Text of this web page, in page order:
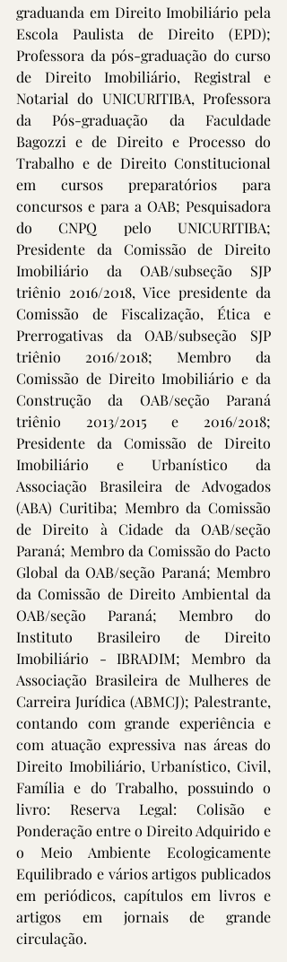
graduanda em Direito Imobiliário pela
Escola Paulista de Direito (EPD);
Professora da pós-graduação do curso
de Direito Imobiliário, Registral e
Notarial do UNICURITIBA, Professora
da Pós-graduação da Faculdade
Bagozzi e de Direito e Processo do
Trabalho e de Direito Constitucional
em cursos preparatórios para
concursos e para a OAB; Pesquisadora
do CNPQ pelo UNICURITIBA;
Presidente da Comissão de Direito
Imobiliário da OAB/subseção SJP
triênio 2016/2018, Vice presidente da
Comissão de Fiscalização, Ética e
Prerrogativas da OAB/subseção SJP
triênio 2016/2018; Membro da
Comissão de Direito Imobiliário e da
Construção da OAB/seção Paraná
triênio 2013/2015 e 2016/2018;
Presidente da Comissão de Direito
Imobiliário e Urbanístico da
Associação Brasileira de Advogados
(ABA) Curitiba; Membro da Comissão
de Direito à Cidade da OAB/seção
Paraná; Membro da Comissão do Pacto
Global da OAB/seção Paraná; Membro
da Comissão de Direito Ambiental da
OAB/seção Paraná; Membro do
Instituto Brasileiro de Direito
Imobiliário - IBRADIM; Membro da
Associação Brasileira de Mulheres de
Carreira Jurídica (ABMCJ); Palestrante,
contando com grande experiência e
com atuação expressiva nas áreas do
Direito Imobiliário, Urbanístico, Civil,
Família e do Trabalho, possuindo o
livro: Reserva Legal: Colisão e
Ponderação entre o Direito Adquirido e
o Meio Ambiente Ecologicamente
Equilibrado e vários artigos publicados
em periódicos, capítulos em livros e
artigos em jornais de grande
circulação.